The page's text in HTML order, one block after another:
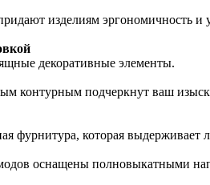
изделиям эргономичность
декоративные элементы.
контурным подчеркнут ваш
фурнитура, которая
оснащены полновыкатными